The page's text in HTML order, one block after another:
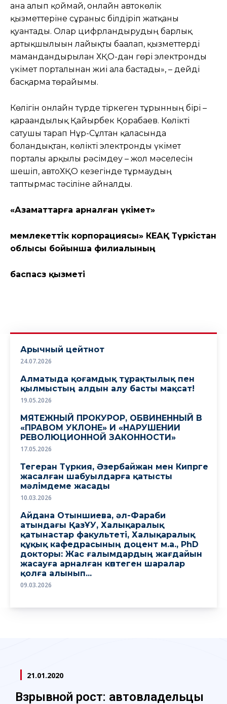
ғана алып қоймай, онлайн автокөлік
қызметтеріне сұраныс білдіріп жатқаны
қуантады. Олар цифрландырудың барлық
артықшылығын лайықты бағалап, қызметтерді
мамандандырылған ХҚО-дан гөрі электронды
үкімет порталынан жиі ала бастады», – дейді
басқарма төрайымы.
Көлігін онлайн түрде тіркеген тұрғынның бірі –
қарағандылық Қайырбек Қорабаев. Көлікті
сатушы тарап Нұр-Сұлтан қаласында
болғандықтан, көлікті электронды үкімет
порталы арқылы рәсімдеу – жол мәселесін
шешіп, автоХҚО кезегінде тұрмаудың
таптырмас тәсіліне айналды.
«Азаматтарға арналған үкімет»
мемлекеттік корпорациясы» КЕАҚ Түркістан
облысы бойынша филиалының
баспасөз қызметі
Арычный цейтнот
24.07.2026
Алматыда қоғамдық тұрақтылық пен
қылмыстың алдын алу басты мақсат!
19.05.2026
МЯТЕЖНЫЙ ПРОКУРОР, ОБВИНЕННЫЙ В
«ПРАВОМ УКЛОНЕ» И «НАРУШЕНИИ
РЕВОЛЮЦИОННОЙ ЗАКОННОСТИ»
17.05.2026
Тегеран Түркия, Әзербайжан мен Кипрге
жасалған шабуылдарға қатысты
мәлімдеме жасады
10.03.2026
Айдана Отыншиева, әл-Фараби
атындағы ҚазҰУ, Халықаралық
қатынастар факультеті, Халықаралық
құқық кафедрасының доцент м.а., PhD
докторы: Жас ғалымдардың жағдайын
жасауға арналған көптеген шаралар
қолға алынып...
09.03.2026